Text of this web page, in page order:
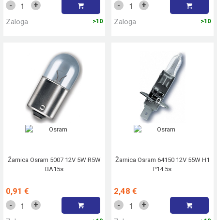
- +
Zaloga >10
- +
Zaloga >10
Žarnica Osram 5007 12V 5W R5W
BA15s
0,91 €
- +
Žarnica Osram 64150 12V 55W H1
P14.5s
2,48 €
- +